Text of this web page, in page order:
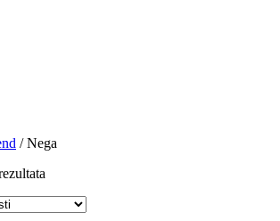
/ Nega